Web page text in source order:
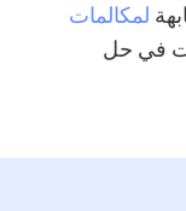
لمكالمات
في حل